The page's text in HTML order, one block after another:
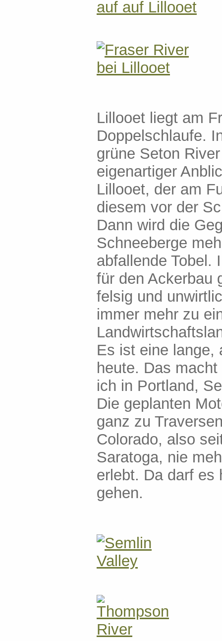
Lillooet liegt am
Doppelschlaufe.
grüne Seton
eigenartiger
Lillooet, der am
diesem vor der
Dann wird die
Schneeberge
abfallende Tobel.
für den Ackerbau
felsig und
immer mehr zu
Es ist eine lange,
heute. Das
ich in Portland,
Die geplanten
ganz zu
Colorado, also
Saratoga, nie
erlebt. Da darf es
gehen.